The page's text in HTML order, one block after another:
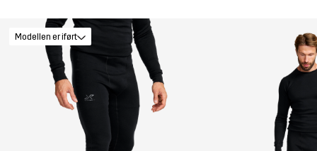
Modellen er iført